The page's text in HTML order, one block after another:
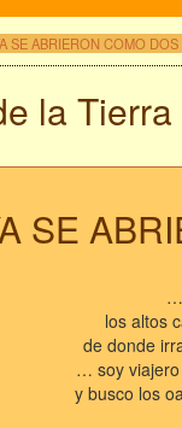
SE ABRIERON COMO DOS
la
SE
…
los altos
de donde
… soy viajero
y busco los